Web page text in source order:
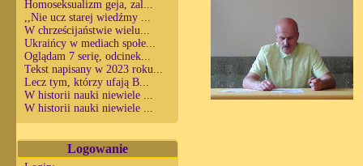
Homoseksualizm geja, zal...
,,Nie ucz starej wiedźmy ...
W chrześcijaństwie wielu...
Ukraińcy w mediach społe...
Oglądam 7 serię, odcinek...
Tekst napisany w 2023 roku...
Lecz tym, którzy ufają B...
W historii nauki niewiele ...
W historii nauki niewiele ...
Logowanie